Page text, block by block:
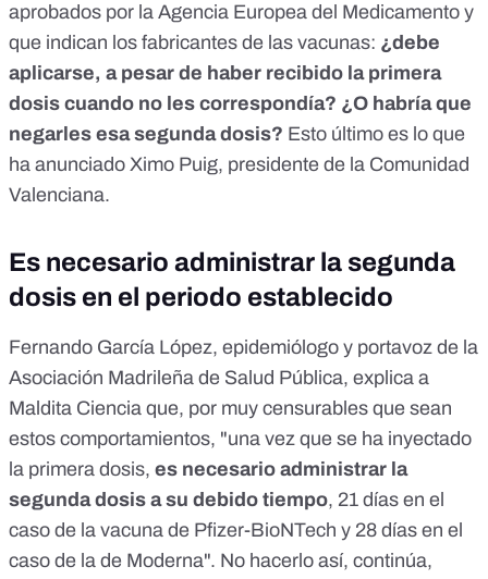
aprobados por la Agencia Europea del Medicamento y
que indican los fabricantes de las vacunas: ¿debe
aplicarse, a pesar de haber recibido la primera
dosis cuando no les correspondía? ¿O habría que
negarles esa segunda dosis? Esto último es lo que
ha anunciado Ximo Puig, presidente de la Comunidad
Valenciana.
Es necesario administrar la segunda
dosis en el periodo establecido
Fernando García López, epidemiólogo y portavoz de la
Asociación Madrileña de Salud Pública, explica a
Maldita Ciencia que, por muy censurables que sean
estos comportamientos, "una vez que se ha inyectado
la primera dosis, es necesario administrar la
segunda dosis a su debido tiempo, 21 días en el
caso de la vacuna de Pfizer-BioNTech y 28 días en el
caso de la de Moderna". No hacerlo así, continúa,